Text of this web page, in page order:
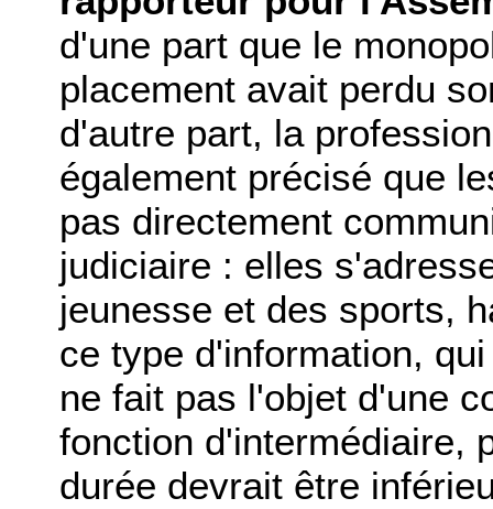
d'une part que le
placement avait perdu
d'autre part, la
également précisé que
pas directement
judiciaire : elles
jeunesse et des sports,
ce type d'information,
ne fait pas l'objet d'une
fonction d'intermédiaire,
durée devrait être